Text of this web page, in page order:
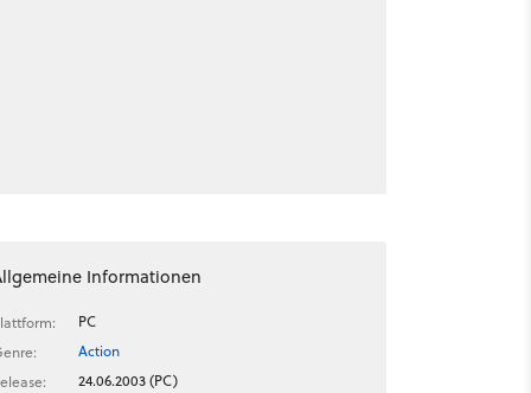
Informationen
PC
Action
24.06.2003 (PC)